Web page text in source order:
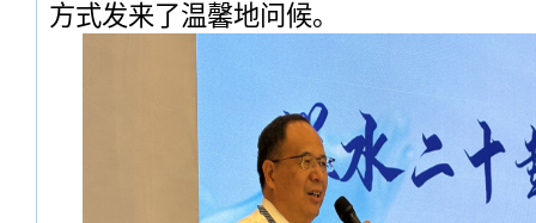
方式发来了温馨地问候。